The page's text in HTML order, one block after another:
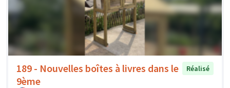
189 - Nouvelles boîtes à livres dans le
9ème
Réalisé